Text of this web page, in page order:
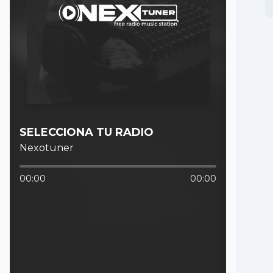
SELECCIONA TU RADIO
Nexotuner
00:00 00:00